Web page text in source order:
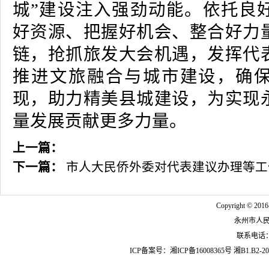
城”建设注入强劲动能。依托良
好资源、把握好机会、整合好力
链，抢抓旅发大会机遇，发挥代
推进文旅融合与城市建设，确
现，助力精美县城建设，为实现
量发展贡献更多力量。
上一篇：
下一篇：
市人大民侨外委对代表建议办理等
Copyright ©
永州市人
联系电话
ICP备案号： 湘ICP备16008365号 湘B1.B2-